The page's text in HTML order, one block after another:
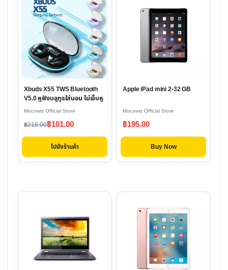
Xbuds X55 TWS Bluetooth
V5.0 หูฟังบลูทูธใส่นอน ไม่เจ็บหู
Mocowiz Official Store
฿216.00
Original
price
฿216.00.
฿101.00
Current
price
฿101.00.
ไปยังร้านค้า
Apple iPad mini 2-32 GB
Mocowiz Official Store
฿195.00
Buy Now